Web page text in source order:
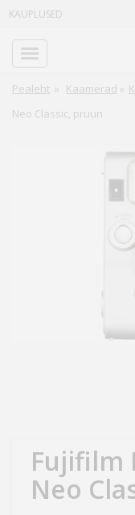
KAUPLUSED
Pealeht » Kaamerad »
Neo Classic, pruun
Fujifilm
Neo
Info
Teenused
Ilu
tervis